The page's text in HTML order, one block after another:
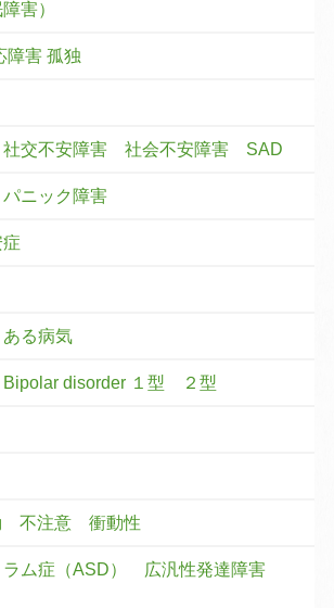
害）
障害 孤独
交不安障害 社会不安障害 SAD
ニック障害
る病気
disorder １型 ２型
不注意 衝動性
ラム症（ASD） 広汎性発達障害